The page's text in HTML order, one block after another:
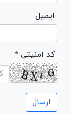
ایمیل
* کد امنیتی